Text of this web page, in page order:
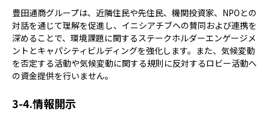
豊田通商グループは、近隣住民や先住民、機関投資家、NPOとの
対話を通じて理解を促進し、イニシアチブへの賛同および連携を
深めることで、環境課題に関するステークホルダーエンゲージメ
ントとキャパシティビルディングを強化します。また、気候変動
を否定する活動や気候変動に関する規則に反対するロビー活動へ
の資金提供を行いません。
情報開示